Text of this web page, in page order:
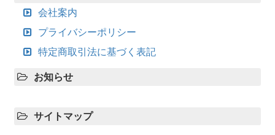
会社案内
プライバシーポリシー
特定商取引法に基づく表記
お知らせ
サイトマップ